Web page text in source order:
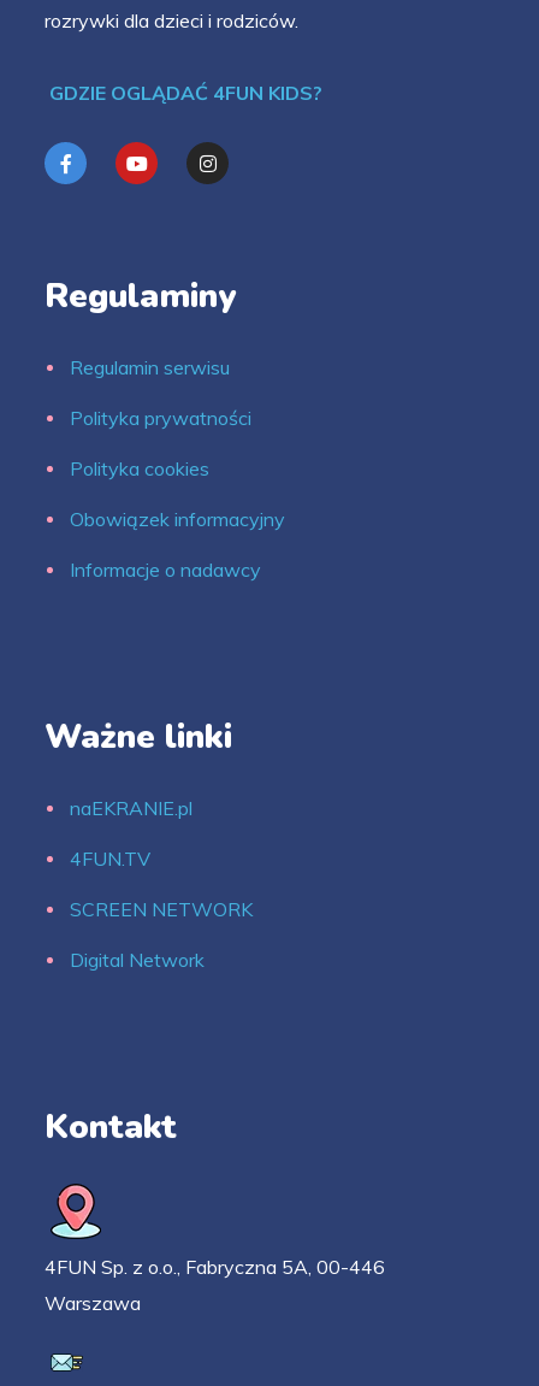
rozrywki dla dzieci i rodziców.
GDZIE OGLĄDAĆ 4FUN KIDS?
Regulaminy
Regulamin serwisu
Polityka prywatności
Polityka cookies
Obowiązek informacyjny
Informacje o nadawcy
Ważne linki
naEKRANIE.pl
4FUN.TV
SCREEN NETWORK
Digital Network
Kontakt
4FUN Sp. z o.o., Fabryczna 5A, 00-446
Warszawa